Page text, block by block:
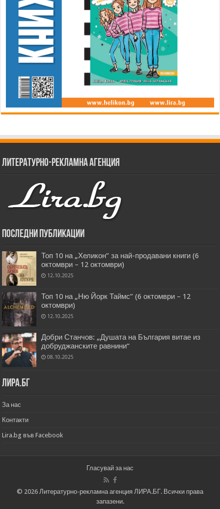
Литературно-рекламна агенция
Последни публикации
Топ 10 на „Хеликон” за най-продавани книги (6
октомври – 12 октомври)
12.10.2025
Топ 10 на „Ню Йорк Таймс” (6 октомври – 12
октомври)
12.10.2025
Добри Станчов: „Душата на България витае из
добруджанските равнини“
08.10.2025
Лира.бг
За нас
Контакти
Lira.bg във Facebook
Гласувай за нас
© 2026 Литературно-рекламна агенция ЛИРА.БГ. Всички права
запазени.